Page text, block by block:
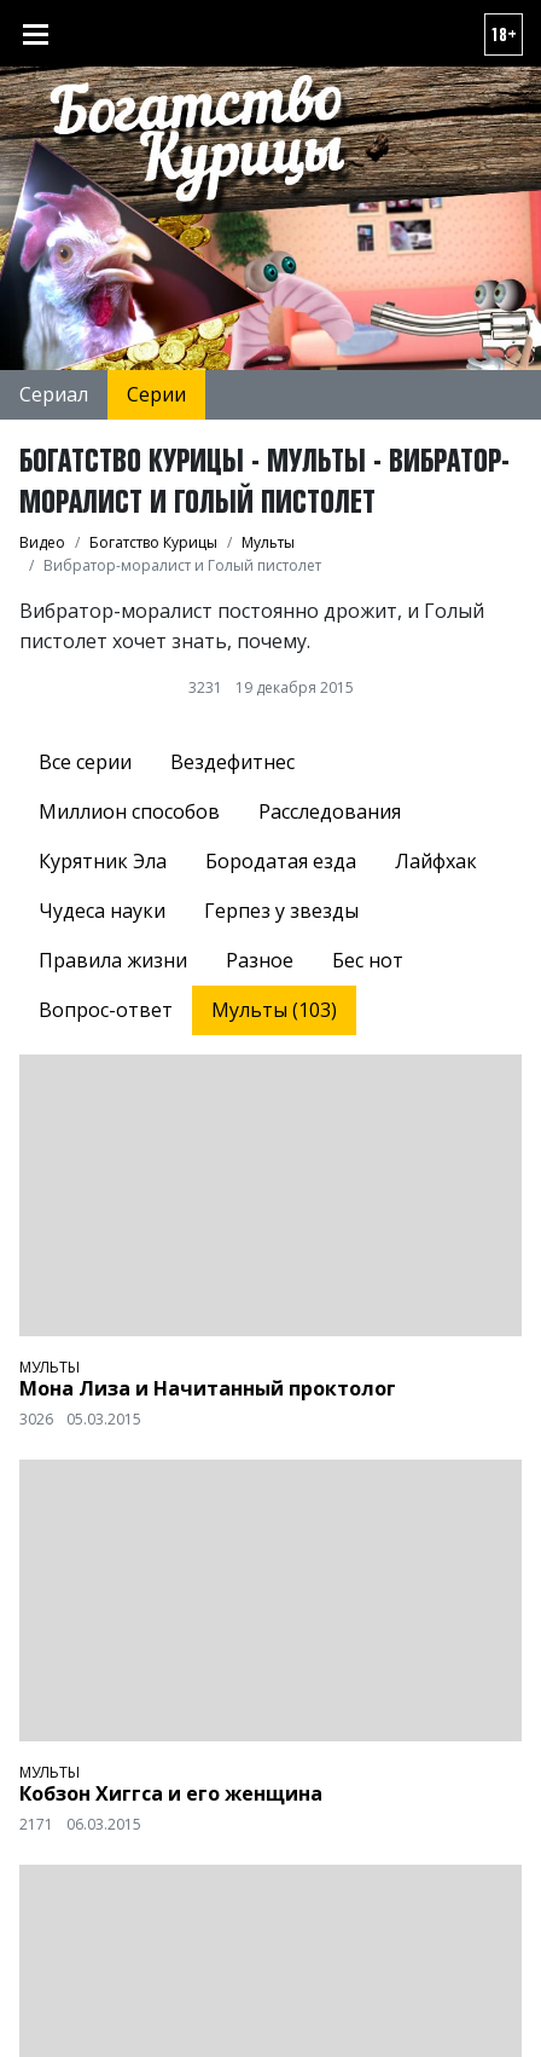
18+
Сериал Серии
БОГАТСТВО КУРИЦЫ - МУЛЬТЫ - ВИБРАТОР-
МОРАЛИСТ И ГОЛЫЙ ПИСТОЛЕТ
Видео Богатство Курицы
Мульты
Вибратор-моралист и Голый пистолет
Вибратор-моралист постоянно дрожит, и Голый
пистолет хочет знать, почему.
3231 19 декабря 2015
Все серии
Вездефитнес
Миллион способов
Расследования
Курятник Эла
Бородатая езда
Лайфхак
Чудеса науки
Герпез у звезды
Правила жизни
Разное
Бес нот
Вопрос-ответ
Мульты (103)
МУЛЬТЫ
Мона Лиза и Начитанный проктолог
3026 05.03.2015
МУЛЬТЫ
Кобзон Хиггса и его женщина
2171 06.03.2015